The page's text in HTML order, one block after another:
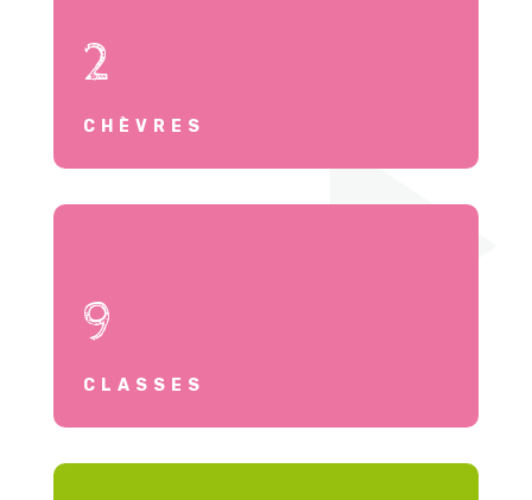
2
CHÈVRES
9
CLASSES